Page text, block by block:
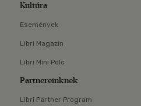
Kultúra
Események
Libri Magazin
Libri Mini Polc
Partnereinknek
Libri Partner Program